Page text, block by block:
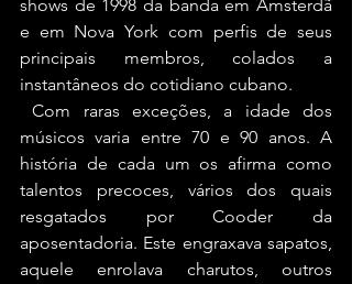
shows de 1998 da banda em Amsterdã
e em Nova York com perfis de seus
principais membros, colados a
instantâneos do cotidiano cubano.
Com raras exceções, a idade dos
músicos varia entre 70 e 90 anos. A
história de cada um os afirma como
talentos precoces, vários dos quais
resgatados por Cooder da
aposentadoria. Este engraxava sapatos,
aquele enrolava charutos, outros